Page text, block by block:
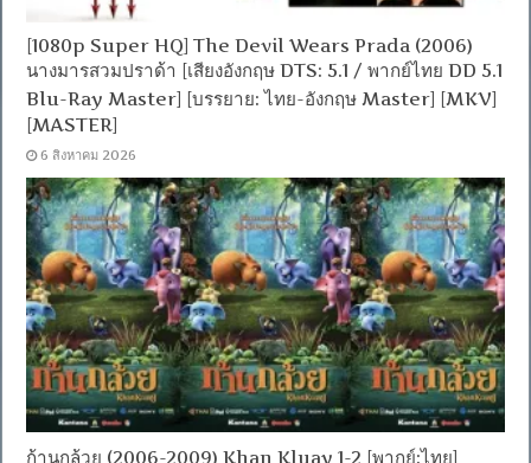
[1080p Super HQ] The Devil Wears Prada (2006)
นางมารสวมปราด้า [เสียงอังกฤษ DTS: 5.1 / พากย์ไทย DD 5.1
Blu-Ray Master] [บรรยาย: ไทย-อังกฤษ Master] [MKV]
[MASTER]
6 สิงหาคม 2026
ก้านกล้วย (2006-2009) Khan Kluay 1-2 [พากย์:ไทย]